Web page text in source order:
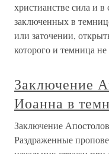
христианстве сила и
заключенных в
или заточении,
которого и темница не
Заключение
Иоанна в
Заключение
Раздраженные